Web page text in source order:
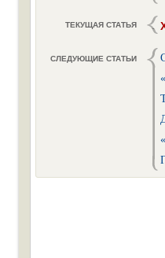
ТЕКУЩАЯ СТАТЬЯ
СЛЕДУЮЩИЕ СТАТЬИ